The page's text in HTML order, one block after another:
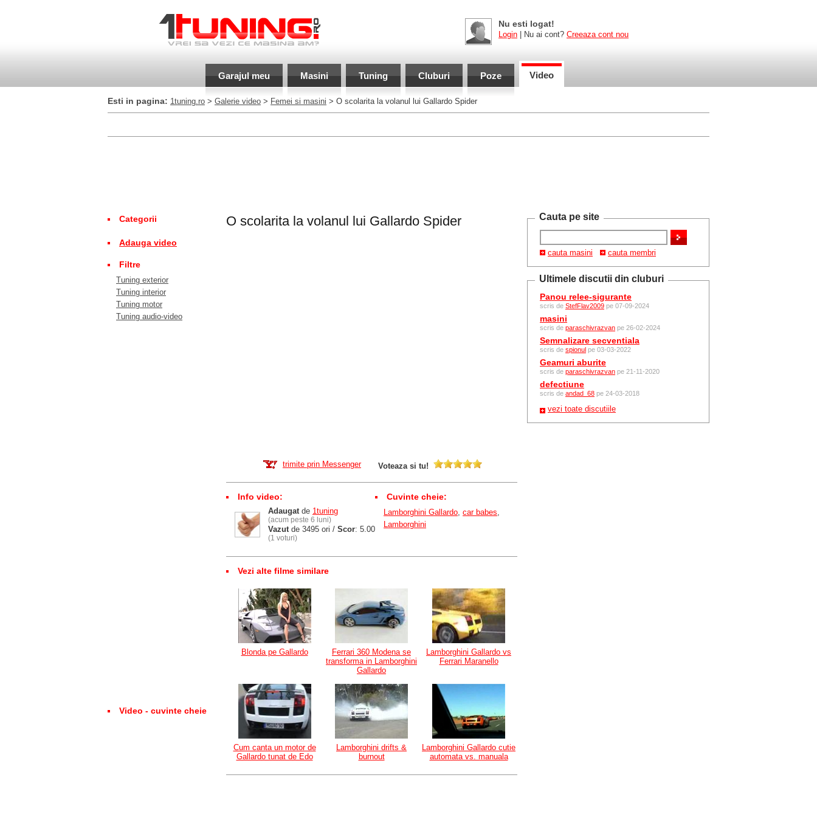
Nu esti logat!
Login | Nu ai cont? Creeaza cont nou
Garajul meu Masini Tuning Cluburi Poze Video
Esti in pagina: 1tuning.ro > Galerie video > Femei si masini > O scolarita la volanul lui Gallardo Spider
Cauta pe site
cauta masini cauta membri
Ultimele discutii din cluburi
Panou relee-sigurante
scris de StefFlav2009 pe 07-09-2024
masini
scris de paraschivrazvan pe 26-02-2024
Semnalizare secventiala
scris de spionul pe 03-03-2022
Geamuri aburite
scris de paraschivrazvan pe 21-11-2020
defectiune
scris de andad_68 pe 24-03-2018
vezi toate discutiile
Categorii
Adauga video
Filtre
Tuning exterior
Tuning interior
Tuning motor
Tuning audio-video
Video - cuvinte cheie
O scolarita la volanul lui Gallardo Spider
trimite prin Messenger Voteaza si tu!
Info video:
Adaugatde 1tuning
(acum peste 6 luni)
Vazutde 3495 ori / Scor: 5.00
(1 voturi)
Cuvinte cheie:
Lamborghini Gallardo, car babes,
Lamborghini
Vezi alte filme similare
Blonda pe Gallardo
Ferrari 360 Modena se
transforma in Lamborghini
Gallardo
Lamborghini Gallardo vs
Ferrari Maranello
Cum canta un motor de
Gallardo tunat de Edo
Lamborghini drifts &
burnout
Lamborghini Gallardo cutie
automata vs. manuala